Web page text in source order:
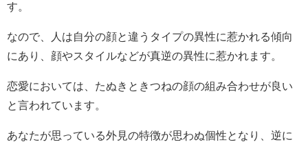
す。
なので、人は自分の顔と違うタイプの異性に惹かれる傾向
にあり、顔やスタイルなどが真逆の異性に惹かれます。
恋愛においては、たぬきときつねの顔の組み合わせが良い
と言われています。
あなたが思っている外見の特徴が思わぬ個性となり、逆に